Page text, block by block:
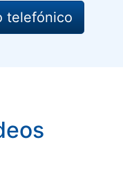
telefónico